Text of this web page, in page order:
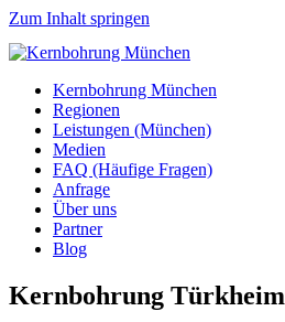
Zum Inhalt springen
Kernbohrung München
Regionen
Leistungen (München)
Medien
FAQ (Häufige Fragen)
Anfrage
Über uns
Partner
Blog
Kernbohrung Türkheim